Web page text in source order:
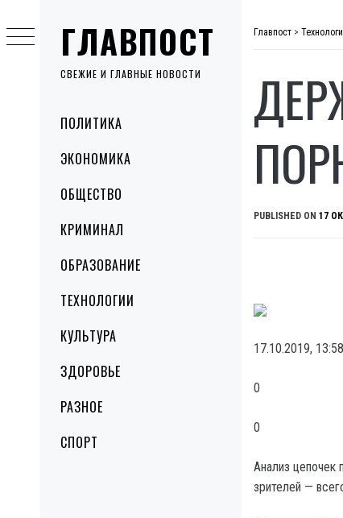
ГЛАВПОСТ
СВЕЖИЕ И ГЛАВНЫЕ НОВОСТИ
MenuПОЛИТИКА
ЭКОНОМИКА
ОБЩЕСТВО
КРИМИНАЛ
ОБРАЗОВАНИЕ
ТЕХНОЛОГИИ
КУЛЬТУРА
ЗДОРОВЬЕ
РАЗНОЕ
СПОРТ
to
content
Главпост >
PUBLISHED ON 17
17.10.2019, 13:58
0
0
Анализ цепочек
зрителей —